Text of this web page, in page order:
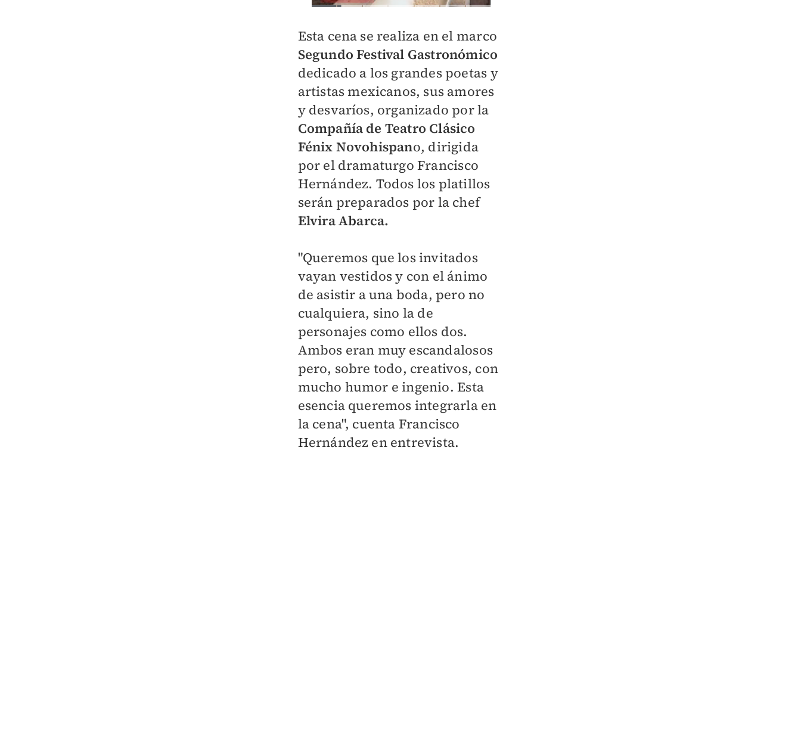
Esta cena se realiza en el marco
Segundo Festival Gastronómico
dedicado a los grandes poetas y
artistas mexicanos, sus amores
y desvaríos, organizado por la
Compañía de Teatro Clásico
Fénix Novohispano, dirigida
por el dramaturgo Francisco
Hernández. Todos los platillos
serán preparados por la chef
Elvira Abarca.
"Queremos que los invitados
vayan vestidos y con el ánimo
de asistir a una boda, pero no
cualquiera, sino la de
personajes como ellos dos.
Ambos eran muy escandalosos
pero, sobre todo, creativos, con
mucho humor e ingenio. Esta
esencia queremos integrarla en
la cena", cuenta Francisco
Hernández en entrevista.